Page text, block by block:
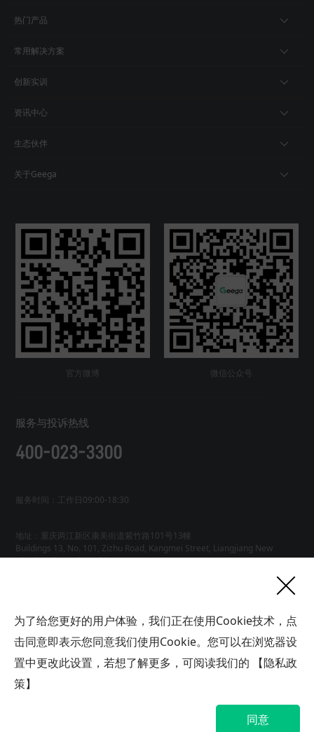
热门产品
常用解决方案
创新实训
资讯中心
生态伙伴
关于Geega
官方微博 微信公众号
服务与投诉热线
400-023-3300
服务时间：工作日09:00-18:30
地址：重庆两江新区康美街道紫竹路101号13幢
Buildings 13, No. 101, Zizhu Road, Kangmei Street, Liangjiang New
网站地图 工业AI智能体
版权所有广域铭岛数字科技有限公司 GYMD Digital Technology
Co.,
帮助中心
我们
为了给您更好的用户体验，我们正在使用Cookie技术，点
击同意即表示您同意我们使用Cookie。您可以在浏览器设
置中更改此设置，若想了解更多，可阅读我们的
【隐私政
策】
同意